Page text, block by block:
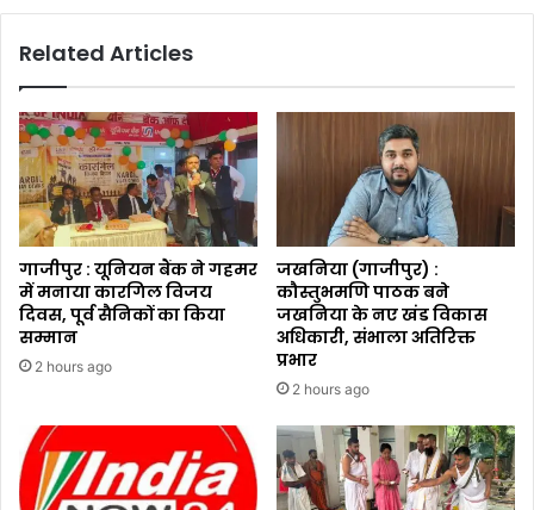
Related Articles
गाजीपुर : यूनियन बैंक ने गहमर
में मनाया कारगिल विजय
दिवस, पूर्व सैनिकों का किया
सम्मान
2 hours ago
जखनिया (गाजीपुर) :
कौस्तुभमणि पाठक बने
जखनिया के नए खंड विकास
अधिकारी, संभाला अतिरिक्त
प्रभार
2 hours ago